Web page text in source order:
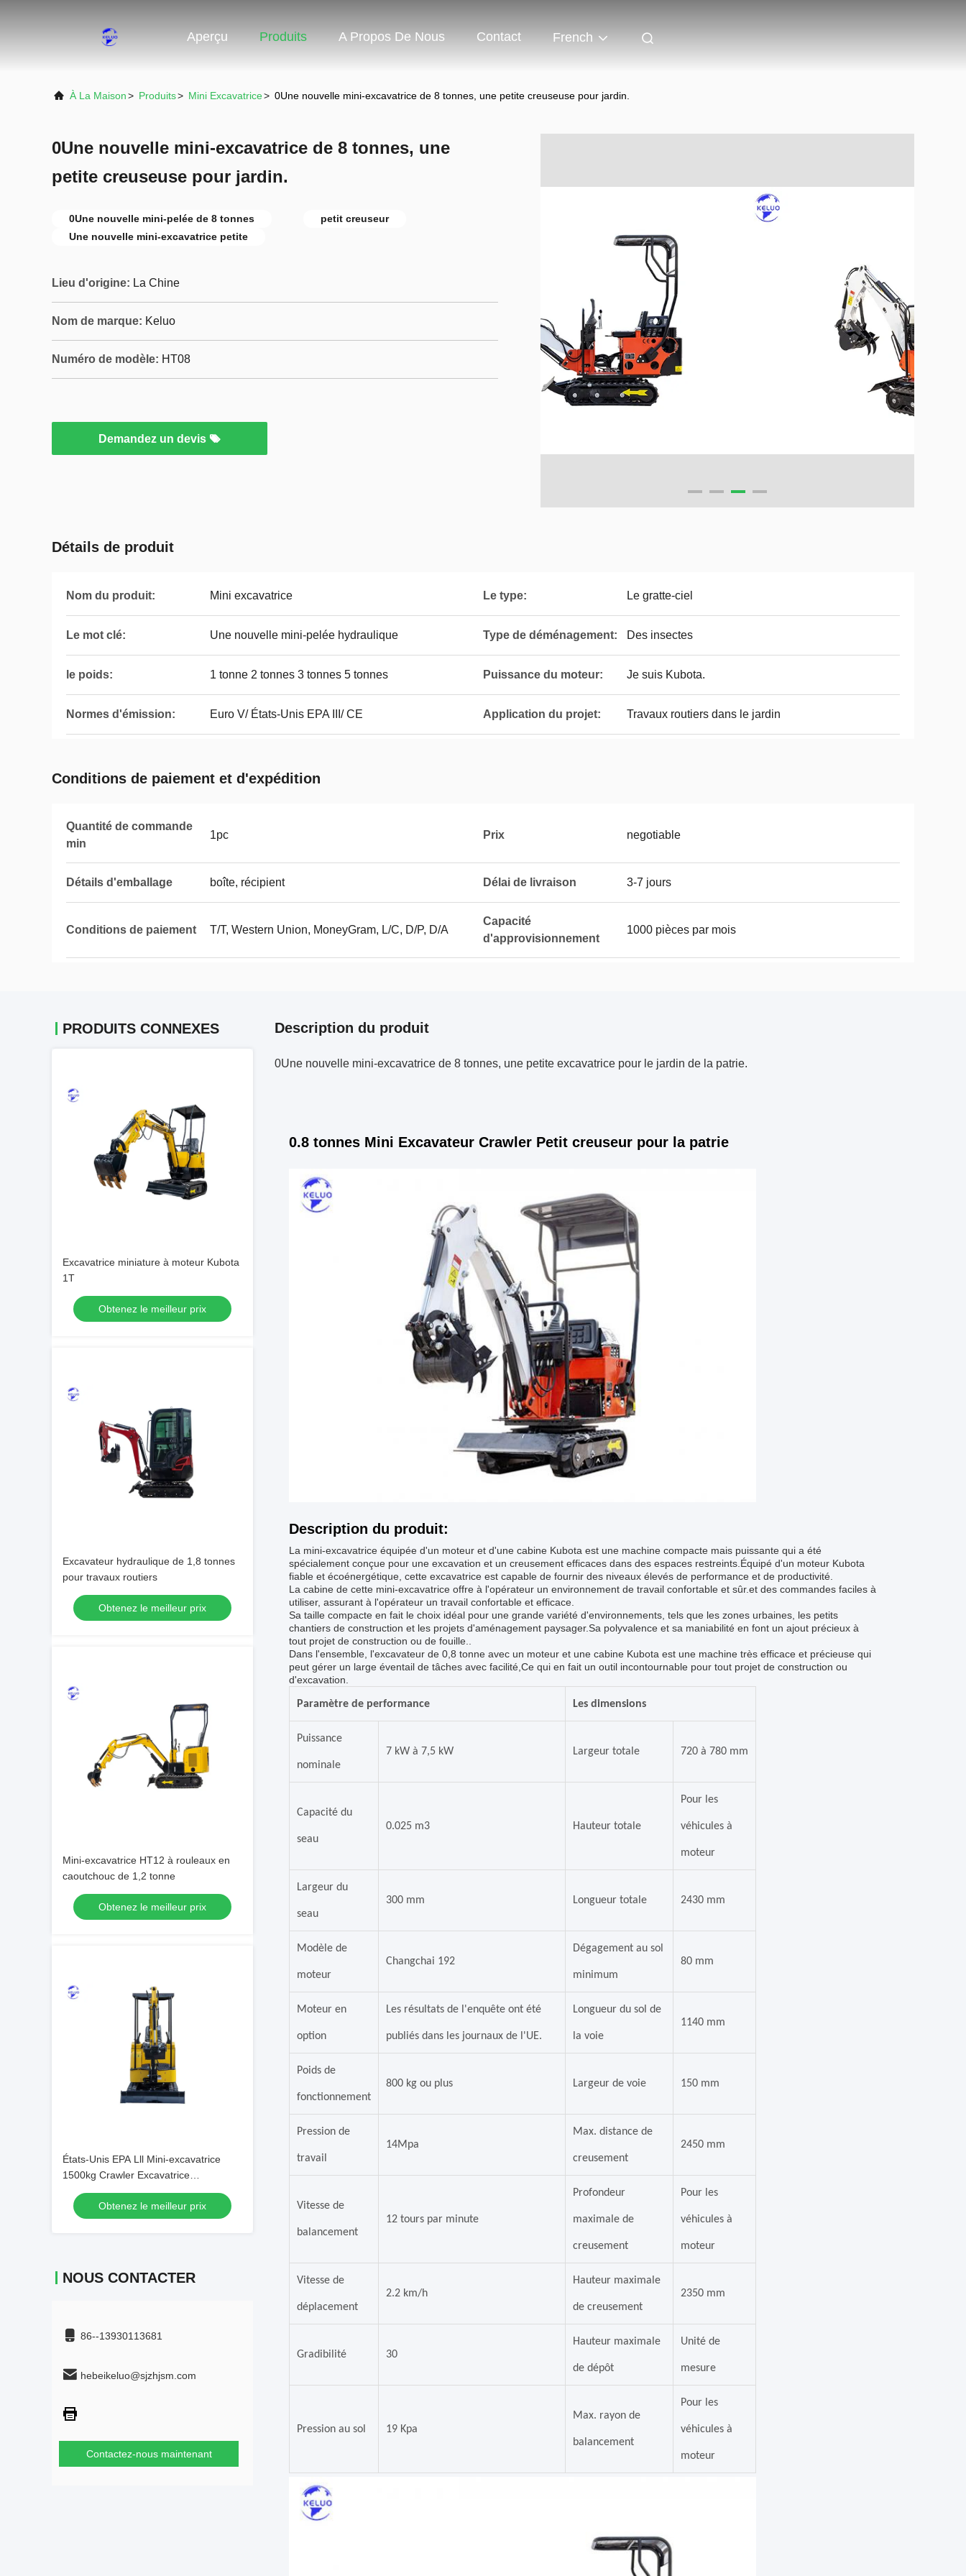
Aperçu Produits A Propos De Nous Contact French
À La Maison> Produits> Mini Excavatrice> 0Une nouvelle mini-excavatrice de 8 tonnes, une petite creuseuse pour jardin.
0Une nouvelle mini-excavatrice de 8 tonnes, une
petite creuseuse pour jardin.
0Une nouvelle mini-pelée de 8 tonnes
petit creuseur
Une nouvelle mini-excavatrice petite
Lieu d'origine: La Chine
Nom de marque: Keluo
Numéro de modèle: HT08
Demandez un devis
Détails de produit
Nom du produit: Mini excavatrice Le type: Le gratte-ciel
Le mot clé: Une nouvelle mini-pelée hydraulique Type de déménagement: Des insectes
le poids: 1 tonne 2 tonnes 3 tonnes 5 tonnes Puissance du moteur: Je suis Kubota.
Normes d'émission: Euro V/ États-Unis EPA III/ CE Application du projet: Travaux routiers dans le jardin
Conditions de paiement et d'expédition
Quantité de commande
min
1pc Prix negotiable
Détails d'emballage boîte, récipient Délai de livraison 3-7 jours
Conditions de paiement T/T, Western Union, MoneyGram, L/C, D/P, D/A
Capacité
d'approvisionnement
1000 pièces par mois
PRODUITS CONNEXES
Excavatrice miniature à moteur Kubota
1T
Obtenez le meilleur prix
Excavateur hydraulique de 1,8 tonnes
pour travaux routiers
Obtenez le meilleur prix
Mini-excavatrice HT12 à rouleaux en
caoutchouc de 1,2 tonne
Obtenez le meilleur prix
États-Unis EPA Lll Mini-excavatrice
1500kg Crawler Excavatrice
hydraulique
Obtenez le meilleur prix
NOUS CONTACTER
86--13930113681
hebeikeluo@sjzhjsm.com
Contactez-nous maintenant
Description du produit
0Une nouvelle mini-excavatrice de 8 tonnes, une petite excavatrice pour le jardin de la patrie.
0.8 tonnes Mini Excavateur Crawler Petit creuseur pour la patrie
Description du produit:
La mini-excavatrice équipée d'un moteur et d'une cabine Kubota est une machine compacte mais puissante qui a été
spécialement conçue pour une excavation et un creusement efficaces dans des espaces restreints.Équipé d'un moteur Kubota
fiable et écoénergétique, cette excavatrice est capable de fournir des niveaux élevés de performance et de productivité.
La cabine de cette mini-excavatrice offre à l'opérateur un environnement de travail confortable et sûr.et des commandes faciles à
utiliser, assurant à l'opérateur un travail confortable et efficace.
Sa taille compacte en fait le choix idéal pour une grande variété d'environnements, tels que les zones urbaines, les petits
chantiers de construction et les projets d'aménagement paysager.Sa polyvalence et sa maniabilité en font un ajout précieux à
tout projet de construction ou de fouille..
Dans l'ensemble, l'excavateur de 0,8 tonne avec un moteur et une cabine Kubota est une machine très efficace et précieuse qui
peut gérer un large éventail de tâches avec facilité,Ce qui en fait un outil incontournable pour tout projet de construction ou
d'excavation.
Paramètre de performance Les dimensions
Puissance
nominale
7 kW à 7,5 kW Largeur totale 720 à 780 mm
Capacité du
seau
0.025 m3 Hauteur totale
Pour les
véhicules à
moteur
Largeur du
seau
300 mm Longueur totale 2430 mm
Modèle de
moteur
Changchai 192
Dégagement au sol
minimum
80 mm
Moteur en
option
Les résultats de l'enquête ont été
publiés dans les journaux de l'UE.
Longueur du sol de
la voie
1140 mm
Poids de
fonctionnement
800 kg ou plus Largeur de voie 150 mm
Pression de
travail
14Mpa
Max. distance de
creusement
2450 mm
Vitesse de
balancement
12 tours par minute
Profondeur
maximale de
creusement
Pour les
véhicules à
moteur
Vitesse de
déplacement
2.2 km/h
Hauteur maximale
de creusement
2350 mm
Gradibilité 30
Hauteur maximale
de dépôt
Unité de
mesure
Pression au sol 19 Kpa
Max. rayon de
balancement
Pour les
véhicules à
moteur